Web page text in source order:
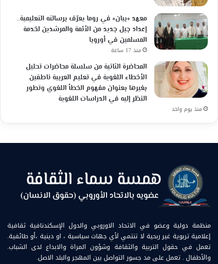
معهد «بيان» في روما يعرّف برسالته التعليمية..
إعداد جيل جديد من الأئمة والمرشدين لخدمة
المسلمين في أوروبا
منذ 17 ساعة
المحاضرة الثانية من سلسلة محاضرات تحليل
الأخطاء اللغوية في تعليم العربية ناطقين
بغيرها بعنوان مفهوم الخطأ اللغوي وتطور
النظر إليه في الدراسات اللغوية
منذ يوم واحد
منظمة دولية وعضو في الاتحاد الاوروبي والدول الإسكندنافية ثقافية
إعلامية تربوية غير ربحية لا تنتمي لأي جهات سياسية ، او دينية ،أو طائفية.
تعمل في حقول التربية والثقافة وشؤون المراة والابداع لدى الشباب.
والأطفال . تعمل على مد جسور التواصل بين المهجر والبلد الاصل.